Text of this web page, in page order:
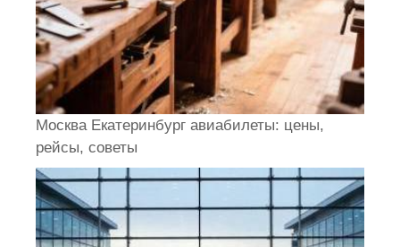
Москва Екатеринбург авиабилеты: цены,
рейсы, советы